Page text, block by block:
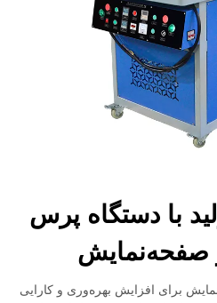
با دستگاه پرس
صفحه‌نمایش
برای افزایش بهره‌وری و کارایی